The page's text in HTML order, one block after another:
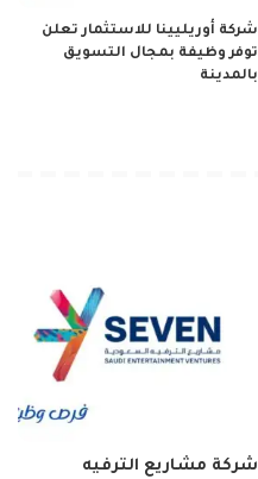
شركة أوريليينا للاستثمار تعلن
توفر وظيفة بمجال التسويق
بالمدينة
شركة مشاريع الترفيه